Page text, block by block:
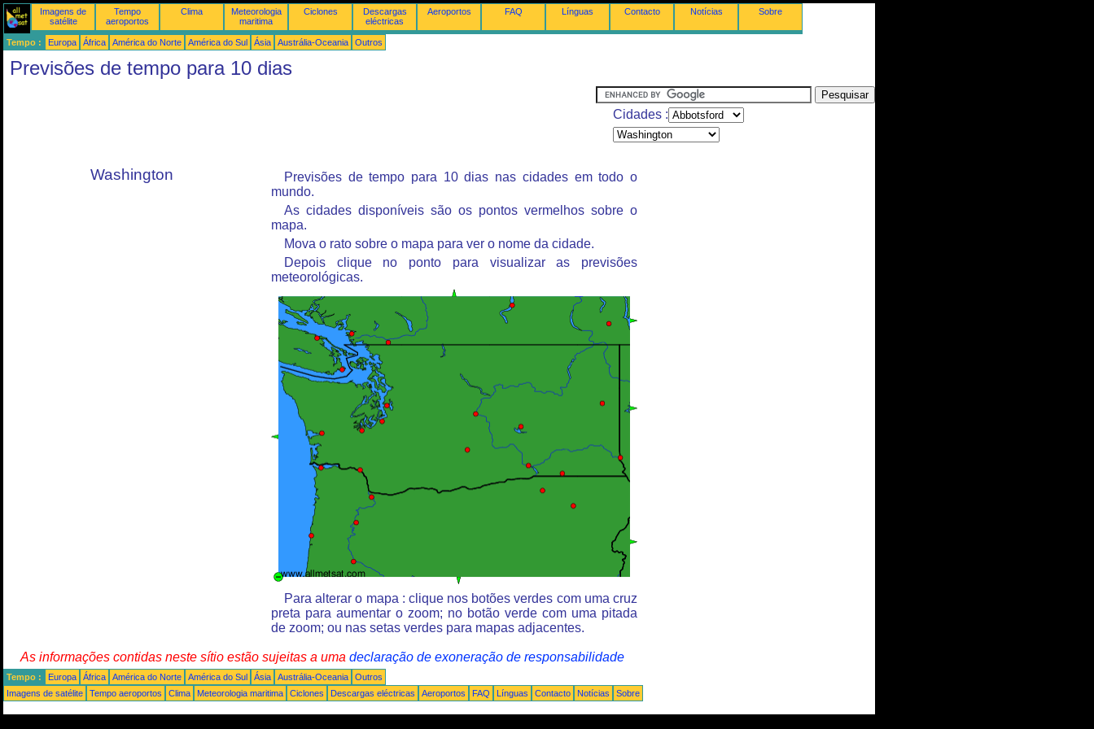
Imagens de
satélite
Tempo
aeroportos
Clima
Meteorologia
maritima
Ciclones
Descargas
eléctricas
Aeroportos FAQ Línguas Contacto Notícias Sobre
Tempo : Europa África América do Norte América do Sul Ásia Austrália-Oceania Outros
Previsões de tempo para 10 dias
Cidades :
Washington
Previsões de tempo para 10 dias nas cidades em todo o
mundo.
As cidades disponíveis são os pontos vermelhos sobre o
mapa.
Mova o rato sobre o mapa para ver o nome da cidade.
Depois clique no ponto para visualizar as previsões
meteorológicas.
Para alterar o mapa : clique nos botões verdes com uma cruz
preta para aumentar o zoom; no botão verde com uma pitada
de zoom; ou nas setas verdes para mapas adjacentes.
As informações contidas neste sítio estão sujeitas a uma declaração de exoneração de responsabilidade
Tempo : Europa África América do Norte América do Sul Ásia Austrália-Oceania
Outros
Imagens de satélite
Tempo aeroportos Clima Meteorologia maritima Ciclones Descargas eléctricas Aeroportos FAQ Línguas Contacto Notícias Sobre